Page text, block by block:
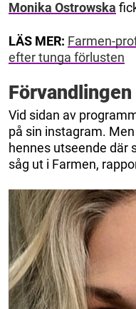
Monika Ostrowska
LÄS MER: Farmen-
efter tunga förlusten
Vid sidan av
på sin instagram.
hennes utseende där
såg ut i Farmen,